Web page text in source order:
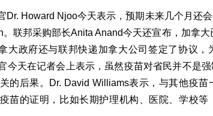
Dr. Howard Njoo今天表示，预期未来几个月还
。联邦采购部长Anita Anand今天还宣布，加拿
大政府还与联邦快递加拿大公司签定了协议，
今天在记者会上表示，虽然疫苗对省民并不是
的后果。Dr. David Williams表示，与其他疫
苗的证明，比如长期护理机构、医院、学校等